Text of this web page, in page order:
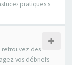
pratiques s
retrouvez des
vos débriefs